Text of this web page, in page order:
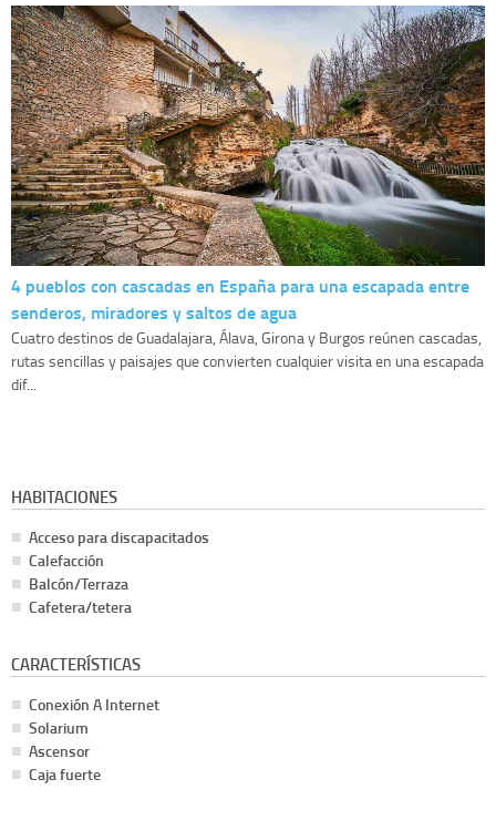
4 pueblos con cascadas en España para una escapada entre
senderos, miradores y saltos de agua
Cuatro destinos de Guadalajara, Álava, Girona y Burgos reúnen cascadas,
rutas sencillas y paisajes que convierten cualquier visita en una escapada
dif...
HABITACIONES
Acceso para discapacitados
Calefacción
Balcón/Terraza
Cafetera/tetera
CARACTERÍSTICAS
Conexión A Internet
Solarium
Ascensor
Caja fuerte